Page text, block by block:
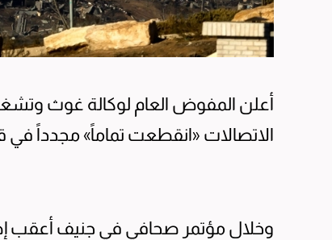
أعلن المفوض العام لوكالة غوث
الاتصالات «انقطعت تماماً» مجدداً في
وخلال مؤتمر صحافي في جنيف أعقب